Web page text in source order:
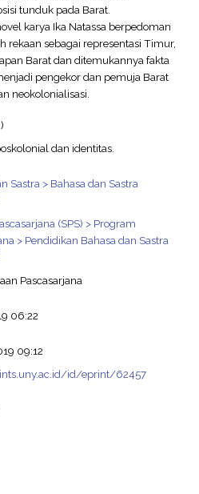
tunduk pada Barat.
karya Ika Natassa berpedoman
rekaan sebagai representasi Timur,
Barat dan ditemukannya fakta
pengekor dan pemuja Barat
neokolonialisasi.
dan identitas.
Sastra > Bahasa dan Sastra
(SPS) > Program
> Pendidikan Bahasa dan Sastra
Pascasarjana
06:22
09:12
id/eprint/62457